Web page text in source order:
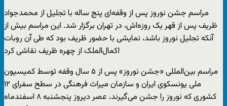
مراسم جشن نوروز پس از ‌وقفه‌ای پنج ساله با تجلیل از محمدجواد
ظریف پس از قهر یک روزه‌اش، در تهران برگزار شد. این مراسم بیش از
آنکه تجلیل نوروز باشد، نمایشی با حضور ظریف بود که طی آن روبات
کمال‌الملک از چهره ظریف نقاشی کرد!
مراسم بین‌المللی «جشن نوروز» پس از ۵ سال وقفه توسط کمیسیون
ملی یونسکوی ایران و سازمان میراث فرهنگی در سطح سفرای ۱۲
کشور‌ی که نوروز را جشن می‌گیرند، عصر دیروز پنجشنبه ۸ اسفندماه